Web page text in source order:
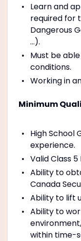
Learn and
required for
Dangerous
…).
Must be
conditions.
Working in
Minimum
High School
experience.
Valid Class
Ability to
Canada
Ability to lift
Ability to
within time-